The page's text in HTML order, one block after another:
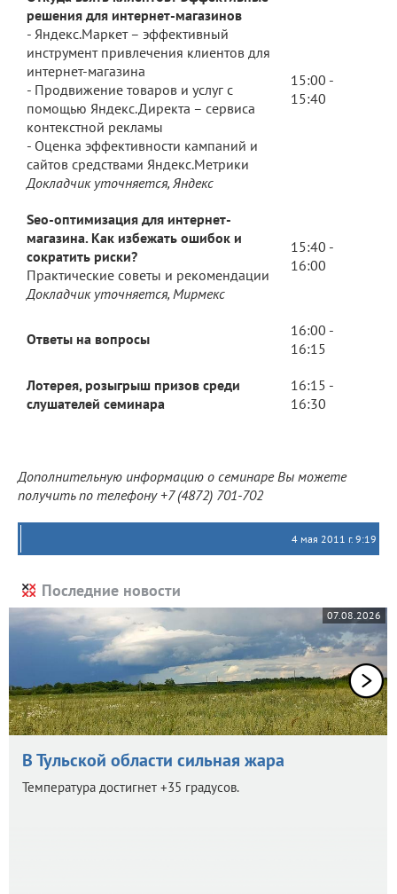
решения для интернет-магазинов
- Яндекс.Маркет – эффективный
инструмент привлечения клиентов для
интернет-магазина
- Продвижение товаров и услуг с
помощью Яндекс.Директа – сервиса
контекстной рекламы
- Оценка эффективности кампаний и
сайтов средствами Яндекс.Метрики
Докладчик уточняется, Яндекс
15:00 -
15:40
Seo-оптимизация для интернет-
магазина. Как избежать ошибок и
сократить риски?
Практические советы и рекомендации
Докладчик уточняется, Мирмекс
15:40 -
16:00
Ответы на вопросы
16:00 -
16:15
Лотерея, розыгрыш призов среди
слушателей семинара
16:15 -
16:30
Дополнительную информацию о семинаре Вы можете
получить по телефону +7 (4872) 701-702
4 мая 2011 г. 9:19
Последние новости
07.08.2026
В Тульской области сильная жара
Температура достигнет +35 градусов.